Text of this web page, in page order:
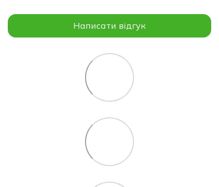
Написати відгук